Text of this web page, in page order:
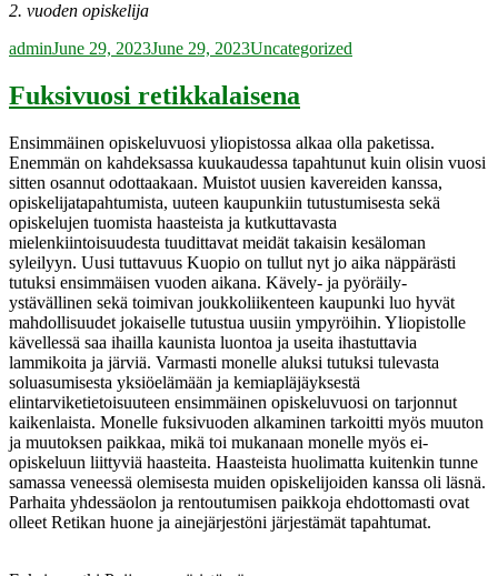
2. vuoden opiskelija
Author
adminPosted
June 29, 2023June 29, 2023Categories
Uncategorized
Fuksivuosi retikkalaisena
Ensimmäinen opiskeluvuosi yliopistossa alkaa olla paketissa.
Enemmän on kahdeksassa kuukaudessa tapahtunut kuin olisin vuosi
sitten osannut odottaakaan. Muistot uusien kavereiden kanssa,
opiskelijatapahtumista, uuteen kaupunkiin tutustumisesta sekä
opiskelujen tuomista haasteista ja kutkuttavasta
mielenkiintoisuudesta tuudittavat meidät takaisin kesäloman
syleilyyn. Uusi tuttavuus Kuopio on tullut nyt jo aika näppärästi
tutuksi ensimmäisen vuoden aikana. Kävely- ja pyöräily-
ystävällinen sekä toimivan joukkoliikenteen kaupunki luo hyvät
mahdollisuudet jokaiselle tutustua uusiin ympyröihin. Yliopistolle
kävellessä saa ihailla kaunista luontoa ja useita ihastuttavia
lammikoita ja järviä. Varmasti monelle aluksi tutuksi tulevasta
soluasumisesta yksiöelämään ja kemiapläjäyksestä
elintarviketietoisuuteen ensimmäinen opiskeluvuosi on tarjonnut
kaikenlaista. Monelle fuksivuoden alkaminen tarkoitti myös muuton
ja muutoksen paikkaa, mikä toi mukanaan monelle myös ei-
opiskeluun liittyviä haasteita. Haasteista huolimatta kuitenkin tunne
samassa veneessä olemisesta muiden opiskelijoiden kanssa oli läsnä.
Parhaita yhdessäolon ja rentoutumisen paikkoja ehdottomasti ovat
olleet Retikan huone ja ainejärjestöni järjestämät tapahtumat.